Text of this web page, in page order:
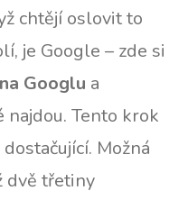
chtějí oslovit to
je Google – zde si
Googlu a
najdou. Tento krok
Možná
dvě třetiny